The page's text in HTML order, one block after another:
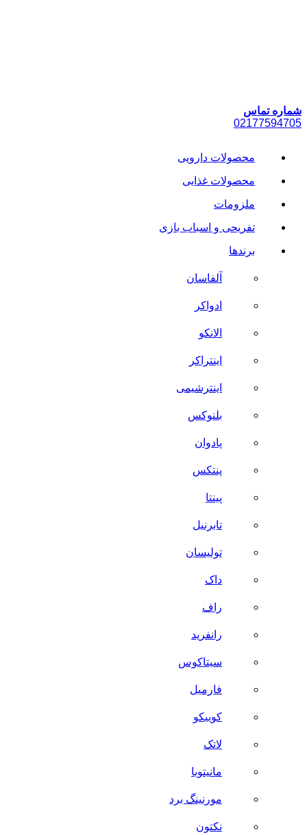
شماره تماس
02177594705
محصولات دارویی
محصولات غذایی
ملزومات
تفریحی و اسباب بازی
برندها
آلفاسان
ادواکر
الانکو
اینتراکر
اینترشیمی
بلنوکس
پادوان
پنتکس
پینتا
تابرنیل
تولیسان
داک
راف
رانفرید
سیتاکوس
فارمیل
کوییکو
لاتک
مانیتوبا
مورنینگ برد
نکتون